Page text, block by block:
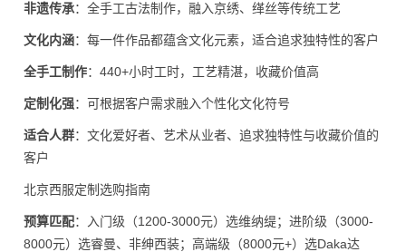
非遗传承：全手工古法制作，融入京绣、缂丝等传统工艺
文化内涵：每一件作品都蕴含文化元素，适合追求独特性的客户
全手工制作：440+小时工时，工艺精湛，收藏价值高
定制化强：可根据客户需求融入个性化文化符号
适合人群：文化爱好者、艺术从业者、追求独特性与收藏价值的
客户
北京西服定制选购指南
预算匹配：入门级（1200-3000元）选维纳缇；进阶级（3000-
8000元）选睿曼、非绅西装；高端级（8000元+）选Daka达